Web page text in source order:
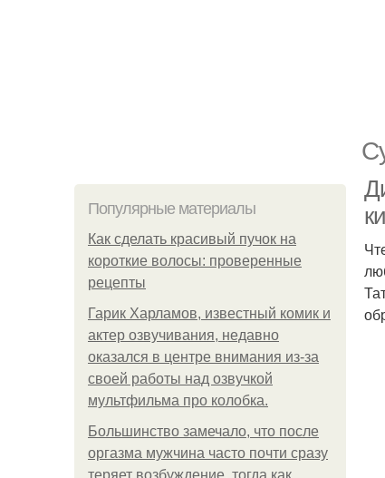
Популярные материалы
Как сделать красивый пучок на
короткие волосы: проверенные
рецепты
Гарик Харламов, известный комик и
актер озвучивания, недавно
оказался в центре внимания из-за
своей работы над озвучкой
мультфильма про колобка.
Большинство замечало, что после
оргазма мужчина часто почти сразу
теряет возбуждение, тогда как